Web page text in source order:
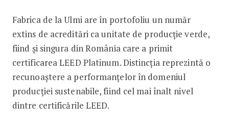
Fabrica de la Ulmi are în portofoliu un număr
extins de acreditări ca unitate de producție verde,
fiind și singura din România care a primit
certificarea LEED Platinum. Distincția reprezintă o
recunoaștere a performanțelor în domeniul
producției sustenabile, fiind cel mai înalt nivel
dintre certificările LEED.